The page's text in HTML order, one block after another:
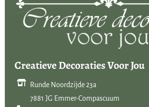
Creatieve Decoraties Voor Jou
Runde Noordzijde 23a
7881 JG Emmer-Compascuum